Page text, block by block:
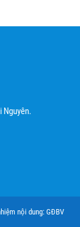
Nguyên.
nội dung: GĐBV